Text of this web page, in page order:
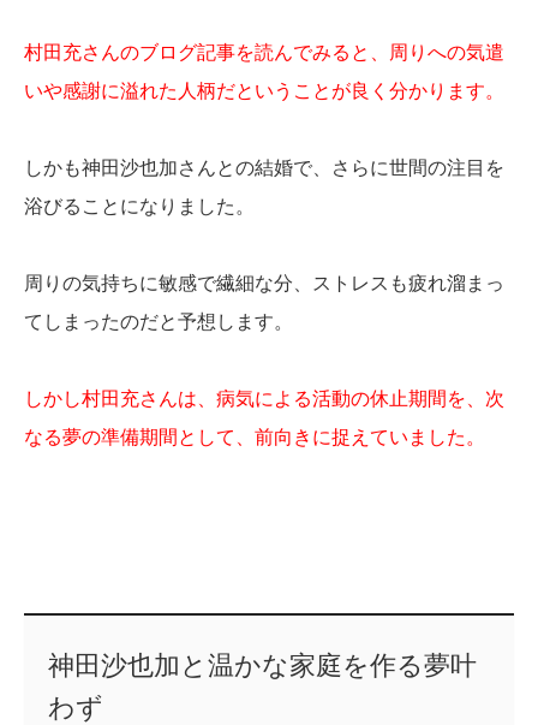
村田充さんのブログ記事を読んでみると、周りへの気遣
いや感謝に溢れた人柄だということが良く分かります。
しかも神田沙也加さんとの結婚で、さらに世間の注目を
浴びることになりました。
周りの気持ちに敏感で繊細な分、ストレスも疲れ溜まっ
てしまったのだと予想します。
しかし村田充さんは、病気による活動の休止期間を、次
なる夢の準備期間として、前向きに捉えていました。
神田沙也加と温かな家庭を作る夢叶
わず